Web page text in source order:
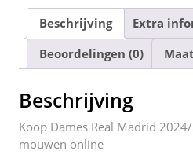
c
e
b
o
o
k
itt
er
ai
l
er
e
st
d
t
Beschrijving
Extra
Beoordelingen (0)
Beschrijving
Koop Dames Real Madrid
mouwen online